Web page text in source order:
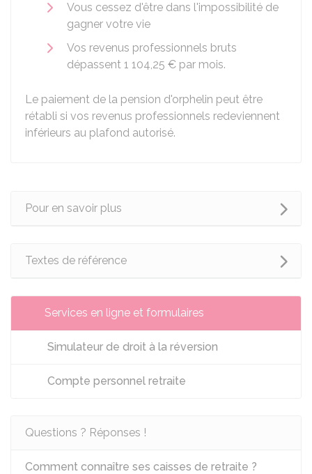
Vous cessez d'être dans l'impossibilité de
gagner votre vie
Vos revenus professionnels bruts
dépassent 1 104,25 € par mois.
Le paiement de la pension d'orphelin peut être
rétabli si vos revenus professionnels redeviennent
inférieurs au plafond autorisé.
Pour en savoir plus
Textes de référence
Services en ligne et formulaires
Simulateur de droit à la réversion
Compte personnel retraite
Questions ? Réponses !
Comment connaître ses caisses de retraite ?